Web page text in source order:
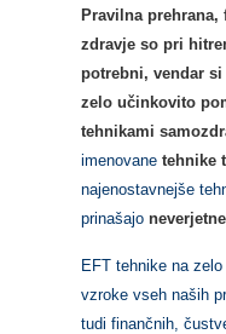
Pravilna
zdravje so pri
potrebni, vendar
zelo učinkovito
tehnikami
imenovanetehnike
najenostavnejše
prinašajo
EFT tehnike na
vzroke vseh naših
tudi finančnih,